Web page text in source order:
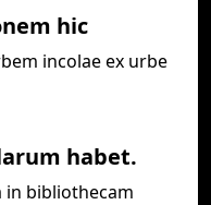
hic
incolae ex urbe
habet.
in bibliothecam